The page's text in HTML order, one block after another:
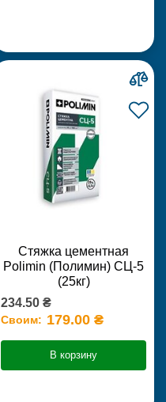
Стяжка цементная
Polimin (Полимин) СЦ-5
(25кг)
234.50 ₴
Своим: 179.00 ₴
В корзину